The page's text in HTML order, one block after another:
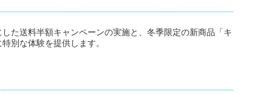
た送料半額キャンペーンの実施と、冬季限定の新商品「キ
別な体験を提供します。